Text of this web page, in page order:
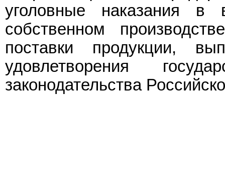
уголовные наказания
собственном
поставки продукции,
удовлетворения
законодательства